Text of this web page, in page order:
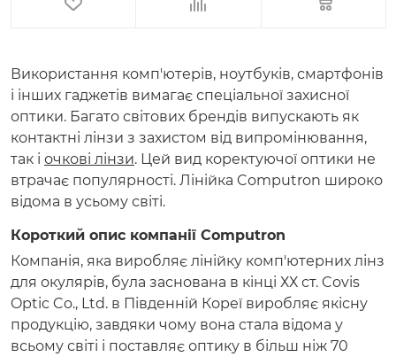
Використання комп'ютерів, ноутбуків, смартфонів
і інших гаджетів вимагає спеціальної захисної
оптики. Багато світових брендів випускають як
контактні лінзи з захистом від випромінювання,
так і очкові лінзи. Цей вид коректуючої оптики не
втрачає популярності. Лінійка Computron широко
відома в усьому світі.
Короткий опис компанії Computron
Компанія, яка виробляє лінійку комп'ютерних лінз
для окулярів, була заснована в кінці ХХ ст. Covis
Optic Co., Ltd. в Південній Кореї виробляє якісну
продукцію, завдяки чому вона стала відома у
всьому світі і поставляє оптику в більш ніж 70